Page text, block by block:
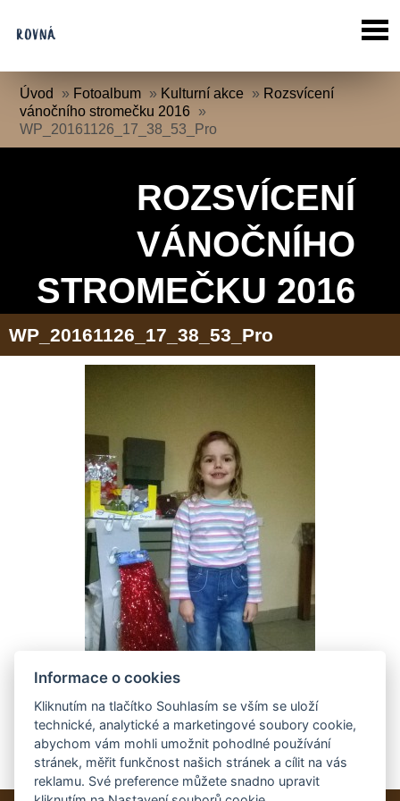
Úvod » Fotoalbum » Kulturní akce » Rozsvícení
vánočního stromečku 2016 »
WP_20161126_17_38_53_Pro
ROZSVÍCENÍ
VÁNOČNÍHO
STROMEČKU 2016
WP_20161126_17_38_53_Pro
Informace o cookies
Kliknutím na tlačítko Souhlasím se vším se uloží
technické, analytické a marketingové soubory cookie,
abychom vám mohli umožnit pohodlné používání
stránek, měřit funkčnost našich stránek a cílit na vás
reklamu. Své preference můžete snadno upravit